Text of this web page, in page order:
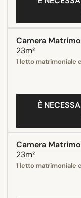
Camera
23m²
1 letto matrimoniale
È
Camera
23m²
1 letto matrimoniale